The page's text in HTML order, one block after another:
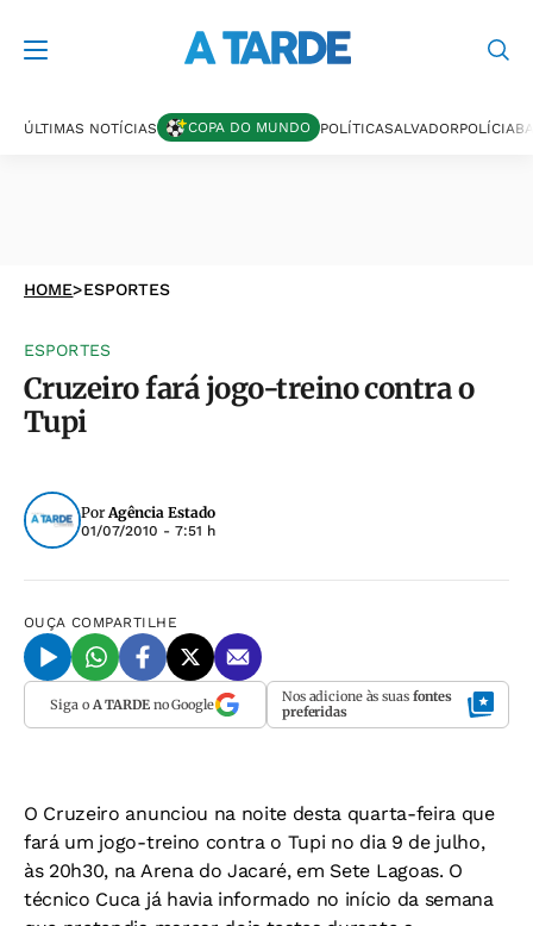
ÚLTIMAS NOTÍCIAS COPA DO MUNDO POLÍTICASALVADORPOLÍCIA
HOME>ESPORTES
ESPORTES
Cruzeiro fará jogo-treino contra o
Tupi
PorAgência Estado
01/07/2010 - 7:51 h
OUÇA COMPARTILHE
Siga o A TARDEno Google Nos adicione às suas fontes
preferidas
O Cruzeiro anunciou na noite desta quarta-feira que
fará um jogo-treino contra o Tupi no dia 9 de julho,
às 20h30, na Arena do Jacaré, em Sete Lagoas. O
técnico Cuca já havia informado no início da semana